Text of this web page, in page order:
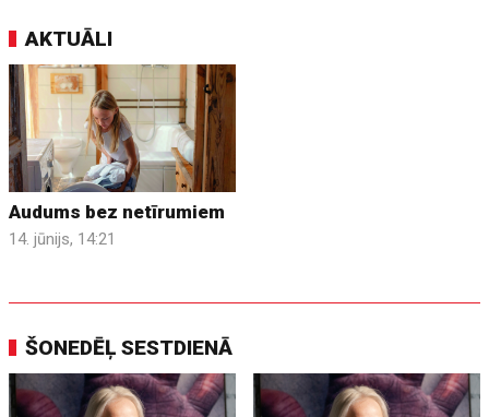
AKTUĀLI
Audums bez netīrumiem
14. jūnijs, 14:21
ŠONEDĒĻ SESTDIENĀ